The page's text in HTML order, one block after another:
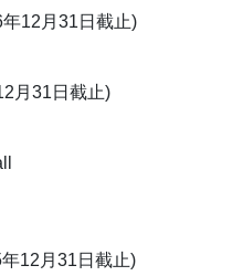
12月31日截止)
月31日截止)
12月31日截止)